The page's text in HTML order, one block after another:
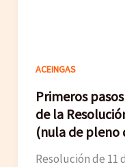
ACEINGAS
Primeros
de la
(nula de
Resolución de 11